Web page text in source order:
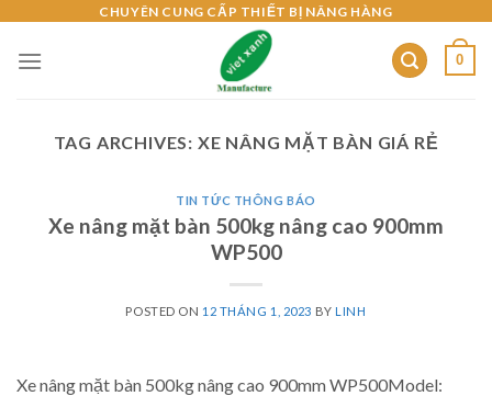
content
CHUYÊN CUNG CẤP THIẾT BỊ NÂNG HÀNG
0
TAG ARCHIVES: XE NÂNG MẶT BÀN GIÁ RẺ
TIN TỨC THÔNG BÁO
Xe nâng mặt bàn 500kg nâng cao 900mm
WP500
POSTED ON 12 THÁNG 1, 2023 BYLINH
Xe nâng mặt bàn 500kg nâng cao 900mm WP500Model: